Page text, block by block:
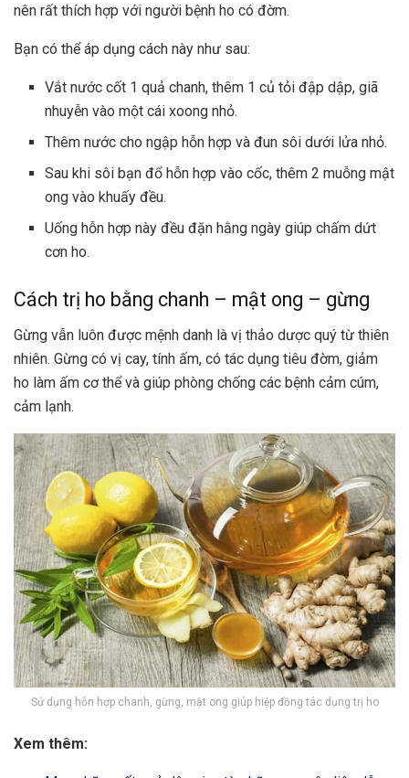
nên rất thích hợp với người bệnh ho có đờm.
Bạn có thể áp dụng cách này như sau:
Vắt nước cốt 1 quả chanh, thêm 1 củ tỏi đập dập, giã
nhuyễn vào một cái xoong nhỏ.
Thêm nước cho ngập hỗn hợp và đun sôi dưới lửa nhỏ.
Sau khi sôi bạn đổ hỗn hợp vào cốc, thêm 2 muỗng mật
ong vào khuấy đều.
Uống hỗn hợp này đều đặn hằng ngày giúp chấm dứt
cơn ho.
Cách trị ho bằng chanh – mật ong – gừng
Gừng vẫn luôn được mệnh danh là vị thảo dược quý từ thiên
nhiên. Gừng có vị cay, tính ấm, có tác dụng tiêu đờm, giảm
ho làm ấm cơ thể và giúp phòng chống các bệnh cảm cúm,
cảm lạnh.
Sử dụng hỗn hợp chanh, gừng, mật ong giúp hiệp đồng tác dụng trị ho
Xem thêm: